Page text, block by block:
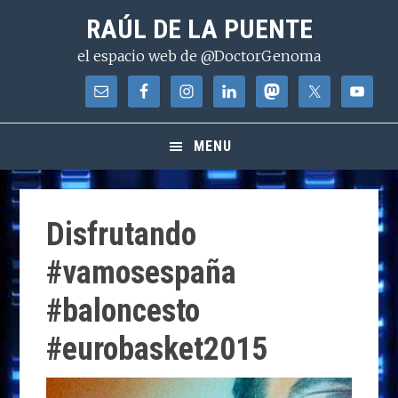
contenido
RAÚL DE LA PUENTE
el espacio web de @DoctorGenoma
MENU
Disfrutando
#vamosespaña
#baloncesto
#eurobasket2015